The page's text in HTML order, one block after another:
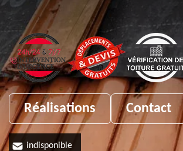
Réalisations Contact
indisponible